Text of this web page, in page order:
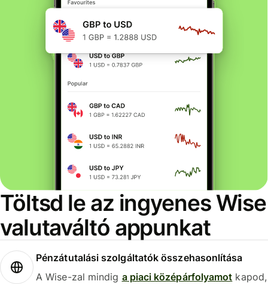
Töltsd le az ingyenes Wise
valutaváltó appunkat
Pénzátutalási szolgáltatók összehasonlítása
A Wise-zal mindig a piaci középárfolyamot kapod,